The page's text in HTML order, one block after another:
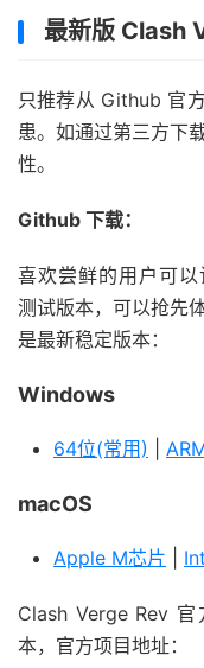
最新版 Clash
只推荐从 Github 官
患。如通过第三方下
性。
Github 下载：
喜欢尝鲜的用户可
测试版本，可以抢先
是最新稳定版本：
Windows
64位(常用)
macOS
Apple M芯片
Clash Verge Rev
本，官方项目地址：